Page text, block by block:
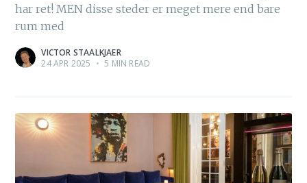
har ret! MEN disse steder er meget mere end bare
rum med
VICTOR STAALKJAER
24 APR 2025 • 5 MIN READ